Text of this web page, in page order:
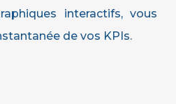
interactifs, vous
de vos KPIs.